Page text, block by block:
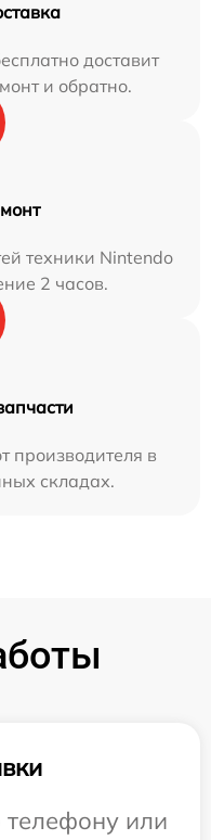
доставит
и обратно.
техники Nintendo
2 часов.
производителя в
складах.
или